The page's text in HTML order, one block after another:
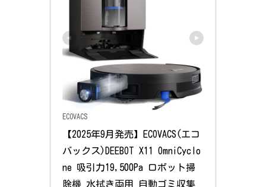
ECOVACS
【2025年9月発売】ECOVACS(エコ
バックス)DEEBOT X11 OmniCyclo
ne 吸引力19,500Pa ロボット掃
除機 水拭き両用 自動ゴミ収集